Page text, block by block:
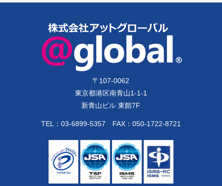
〒 107-0062
東京都港区南青山1-1-1
新青山ビル 東館7F
TEL： 03-6899-5357 FAX：050-1722-8721